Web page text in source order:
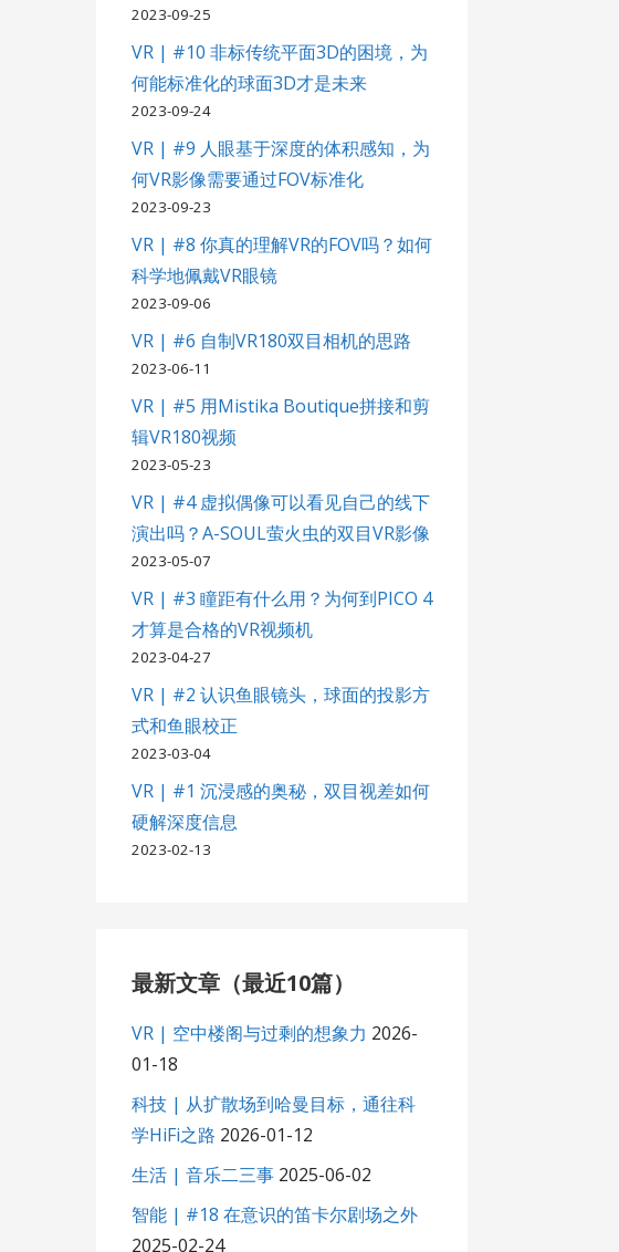
2023-09-25
VR | #10 非标传统平面3D的困境，为
何能标准化的球面3D才是未来
2023-09-24
VR | #9 人眼基于深度的体积感知，为
何VR影像需要通过FOV标准化
2023-09-23
VR | #8 你真的理解VR的FOV吗？如何
科学地佩戴VR眼镜
2023-09-06
VR | #6 自制VR180双目相机的思路
2023-06-11
VR | #5 用Mistika Boutique拼接和剪
辑VR180视频
2023-05-23
VR | #4 虚拟偶像可以看见自己的线下
演出吗？A-SOUL萤火虫的双目VR影像
2023-05-07
VR | #3 瞳距有什么用？为何到PICO 4
才算是合格的VR视频机
2023-04-27
VR | #2 认识鱼眼镜头，球面的投影方
式和鱼眼校正
2023-03-04
VR | #1 沉浸感的奥秘，双目视差如何
硬解深度信息
2023-02-13
最新文章（最近10篇）
VR | 空中楼阁与过剩的想象力 2026-
01-18
科技 | 从扩散场到哈曼目标，通往科
学HiFi之路 2026-01-12
生活 | 音乐二三事 2025-06-02
智能 | #18 在意识的笛卡尔剧场之外
2025-02-24